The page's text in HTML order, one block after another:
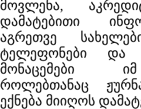
მოვლენა,
დამატებითი
აგრეთვე
ტელეფონები და
მონაცემები
როლებთანაც
ექნება მიიღოს